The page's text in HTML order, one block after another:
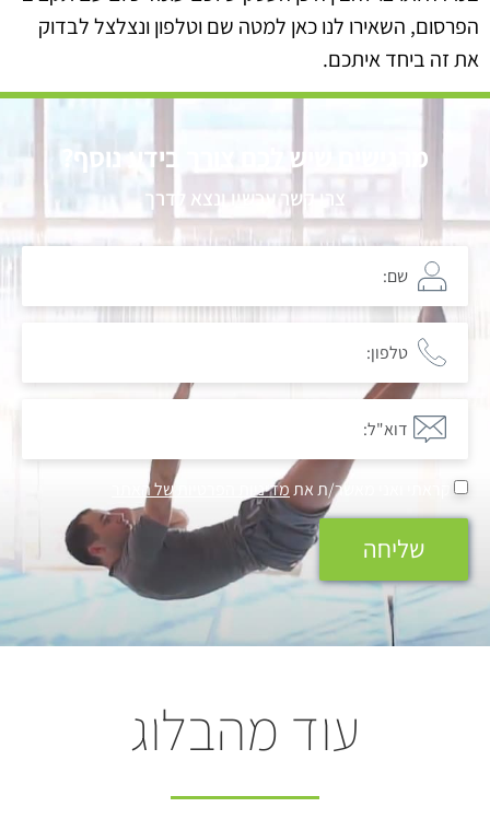
הפרסום, השאירו לנו כאן למטה שם וטלפון ונצלצל לבדוק
את זה ביחד איתכם.
מרגישים שיש לכם צורך בידע נוסף?
צרו קשר עכשיו ונצא לדרך
קראתי ואני מאשר/ת אתמדיניות הפרטיות של האתר
שליחה
עוד מהבלוג